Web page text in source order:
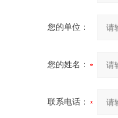
您的单位：
您的姓名：
联系电话：